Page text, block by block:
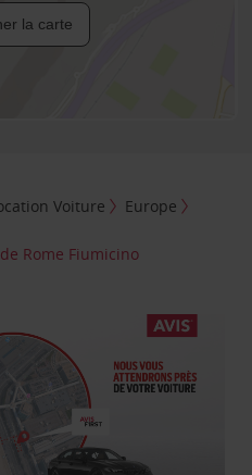
la carte
Voiture
Europe
Rome Fiumicino